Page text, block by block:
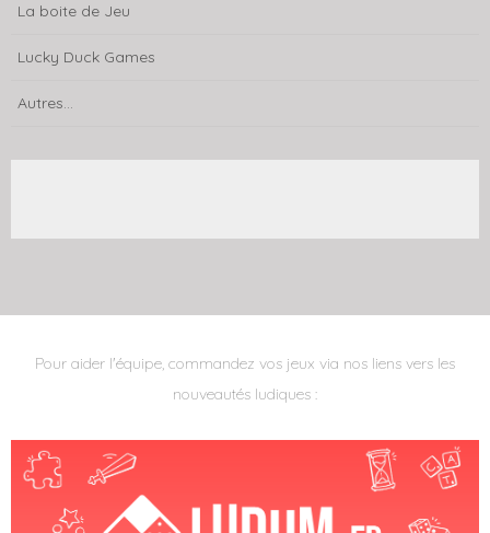
La boite de Jeu
Lucky Duck Games
Autres...
Pour aider l'équipe, commandez vos jeux via nos liens vers les
nouveautés ludiques :